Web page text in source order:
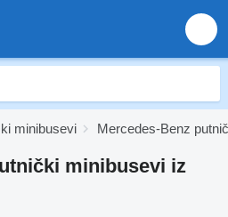
minibusevi Mercedes-Benz
minibusevi iz